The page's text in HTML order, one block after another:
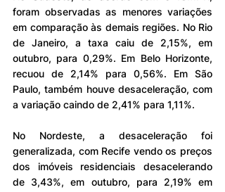
foram observadas as menores variações
em comparação às demais regiões. No Rio
de Janeiro, a taxa caiu de 2,15%, em
outubro, para 0,29%. Em Belo Horizonte,
recuou de 2,14% para 0,56%. Em São
Paulo, também houve desaceleração, com
a variação caindo de 2,41% para 1,11%.
No Nordeste, a desaceleração foi
generalizada, com Recife vendo os preços
dos imóveis residenciais desacelerando
de 3,43%, em outubro, para 2,19% em